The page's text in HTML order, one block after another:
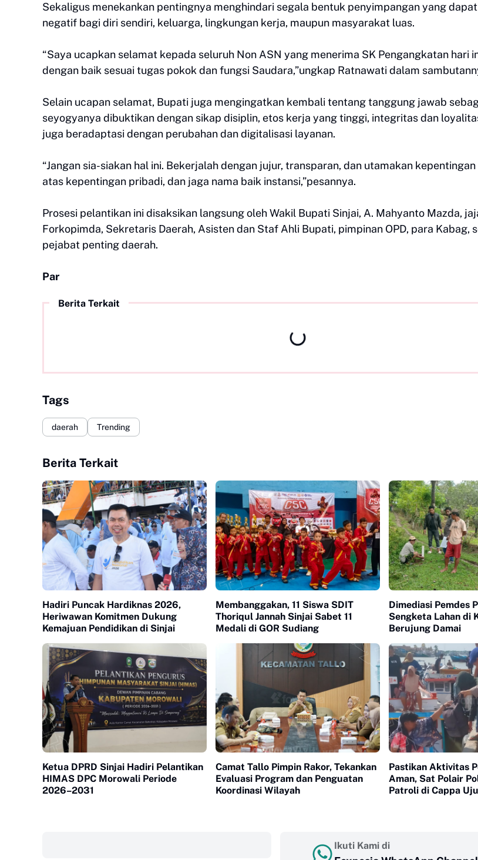
Sekaligus menekankan pentingnya menghindari segala bentuk penyimpangan yang
negatif bagi diri sendiri, keluarga, lingkungan kerja, maupun masyarakat luas.
“Saya ucapkan selamat kepada seluruh Non ASN yang menerima SK Pengangkatan hari
dengan baik sesuai tugas pokok dan fungsi Saudara,”ungkap Ratnawati dalam
Selain ucapan selamat, Bupati juga mengingatkan kembali tentang tanggung jawab
seyogyanya dibuktikan dengan sikap disiplin, etos kerja yang tinggi, integritas dan
juga beradaptasi dengan perubahan dan digitalisasi layanan.
“Jangan sia-siakan hal ini. Bekerjalah dengan jujur, transparan, dan utamakan
atas kepentingan pribadi, dan jaga nama baik instansi,”pesannya.
Prosesi pelantikan ini disaksikan langsung oleh Wakil Bupati Sinjai, A. Mahyanto Mazda,
Forkopimda, Sekretaris Daerah, Asisten dan Staf Ahli Bupati, pimpinan OPD, para Kabag,
pejabat penting daerah.
Par
Berita Terkait
Tags
daerah Trending
Berita Terkait
Hadiri Puncak Hardiknas 2026,
Heriwawan Komitmen Dukung
Kemajuan Pendidikan di Sinjai
Membanggakan, 11 Siswa SDIT
Thoriqul Jannah Sinjai Sabet 11
Medali di GOR Sudiang
Dimediasi Pemdes
Sengketa Lahan di
Berujung Damai
Ketua DPRD Sinjai Hadiri Pelantikan
HIMAS DPC Morowali Periode
2026–2031
Camat Tallo Pimpin Rakor, Tekankan
Evaluasi Program dan Penguatan
Koordinasi Wilayah
Pastikan Aktivitas
Aman, Sat Polair
Patroli di Cappa
Ikuti Kami di